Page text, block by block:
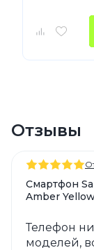
Отзывы
Смартфон
Amber
Телефон
моделей,